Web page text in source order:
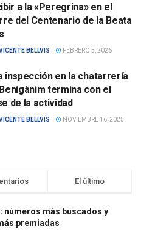
a la «Peregrina» en el
del Centenario de la Beata
BELLVIS FEBRERO 5, 2026
inspección en la chatarrería
termina con el
de la actividad
BELLVIS NOVIEMBRE 16, 2025
El último
números más buscados y
premiadas